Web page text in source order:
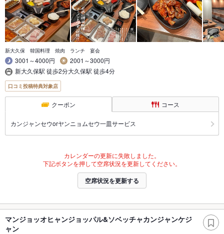
新大久保 韓国料理 焼肉 ランチ 宴会
3001～4000円
2001～3000円
新大久保駅 徒歩2分大久保駅 徒歩4分
口コミ投稿特典対象店
クーポン コース
カンジャンセウorヤンニョムセウ一皿サービス
カレンダーの更新に失敗しました。
下記ボタンを押して空席状況を更新してください。
空席状況を更新する
マンジョッオヒャンジョッパル&ソベッチャカンジャンケジ
ャン